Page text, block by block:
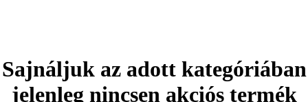
Sajnáljuk az adott kategóriában
jelenleg nincsen akciós termék